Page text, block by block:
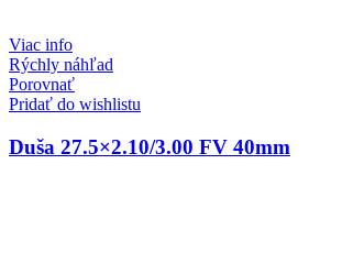
Viac info
Rýchly náhľad
Porovnať
Pridať do wishlistu
Duša 27.5×2.10/3.00 FV 40mm